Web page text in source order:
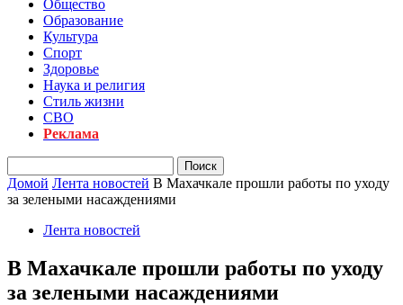
Общество
Образование
Культура
Спорт
Здоровье
Наука и религия
Стиль жизни
СВО
Реклама
Домой Лента новостей В Махачкале прошли работы по уходу
за зелеными насаждениями
Лента новостей
В Махачкале прошли работы по уходу
за зелеными насаждениями